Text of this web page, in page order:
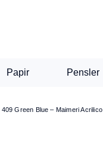
Papir Pensler
409 Green Blue – Maimeri Acrilico